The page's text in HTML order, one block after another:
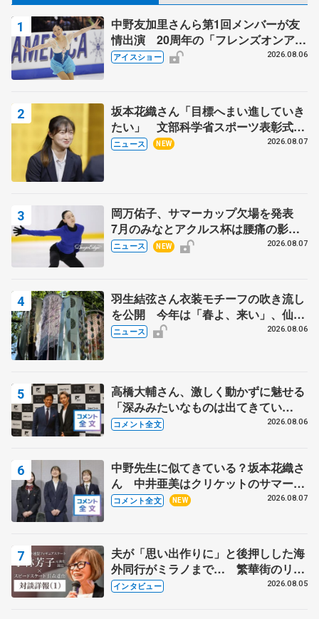
中野友加里さんら第1回メンバーが友
情出演 20周年の「フレンズオンアイ
ス」 宮本賢二さん、有川梨絵さん、
アイスショー 2026.08.06
坂本花織さん「目標へまい進していき
たい」 文部科学省スポーツ表彰式で
代表謝辞
ニュース NEW 2026.08.07
岡万佑子、サマーカップ欠場を発表
7月のみなとアクルス杯は腰痛の影響
で
ニュース NEW 2026.08.07
羽生結弦さん衣装モチーフの吹き流し
を公開 今年は「春よ、来い」、仙台
の瑞鳳殿
ニュース 2026.08.06
高橋大輔さん、激しく動かずに魅せる
「深みみたいなものは出てきてい
る？」 〝兄さん〟と慕うレジェンド
コメント全文 2026.08.06
中野先生に似てきている？坂本花織さ
ん 中井亜美はクリケットのサマーキ
ャンプに 島田麻央はたくさん試合に
コメント全文 NEW 2026.08.07
夫が「思い出作りに」と後押しした海
外同行がミラノまで… 繁華街のリン
クでは不良のお兄さんも味方に 小林
インタビュー 2026.08.05